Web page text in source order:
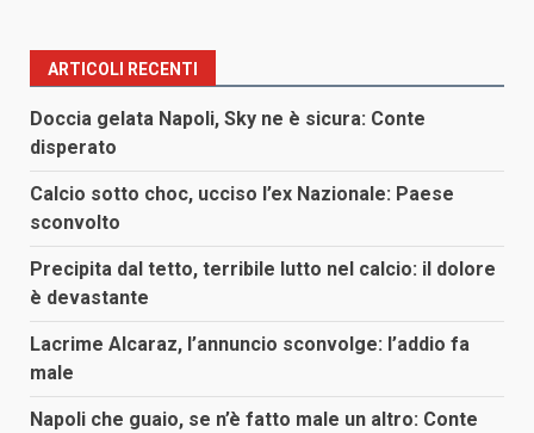
ARTICOLI RECENTI
Doccia gelata Napoli, Sky ne è sicura: Conte
disperato
Calcio sotto choc, ucciso l’ex Nazionale: Paese
sconvolto
Precipita dal tetto, terribile lutto nel calcio: il dolore
è devastante
Lacrime Alcaraz, l’annuncio sconvolge: l’addio fa
male
Napoli che guaio, se n’è fatto male un altro: Conte